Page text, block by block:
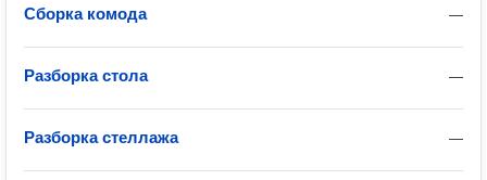
—
Сборка комода
—
Разборка стола
—
Разборка стеллажа